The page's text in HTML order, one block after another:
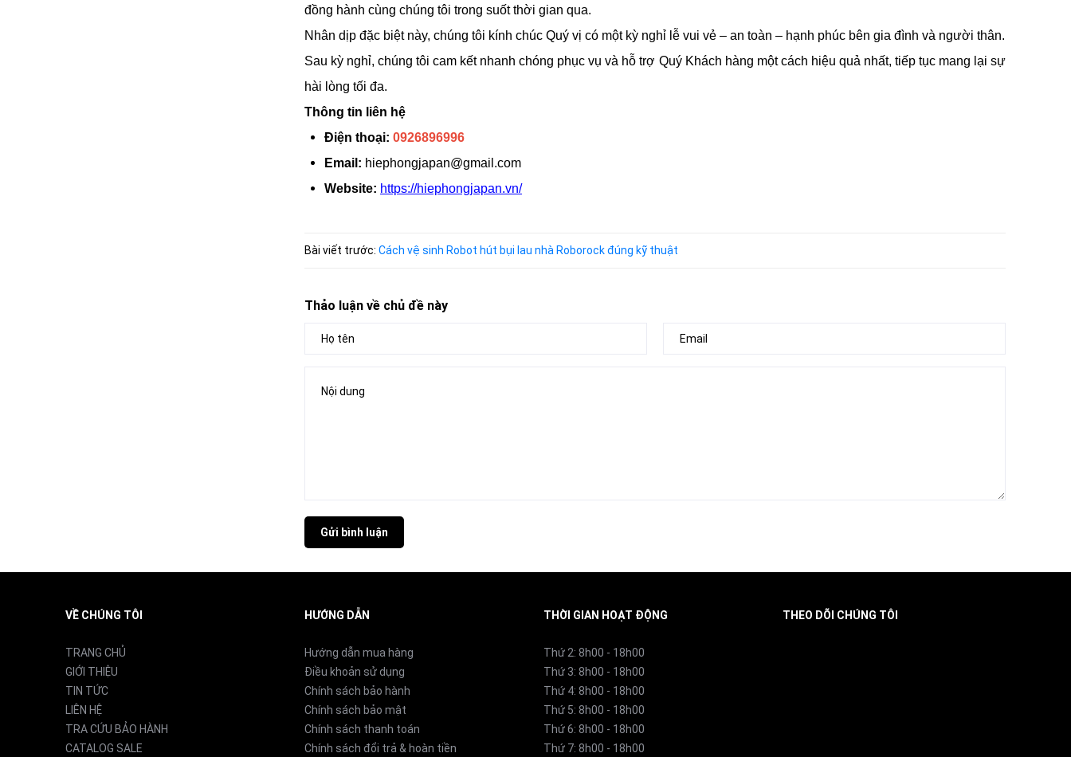
đồng hành cùng chúng tôi trong suốt thời gian qua.
Nhân dịp đặc biệt này, chúng tôi kính chúc Quý vị có một kỳ nghỉ lễ vui vẻ – an toàn – hạnh phúc bên gia đình và người thân.
Sau kỳ nghỉ, chúng tôi cam kết nhanh chóng phục vụ và hỗ trợ Quý Khách hàng một cách hiệu quả nhất, tiếp tục mang lại sự
hài lòng tối đa.
Thông tin liên hệ
Điện thoại: 0926896996
Email: hiephongjapan@gmail.com
Website: https://hiephongjapan.vn/
Bài viết trước: Cách vệ sinh Robot hút bụi lau nhà Roborock đúng kỹ thuật
Thảo luận về chủ đề này
Gửi bình luận
VỀ CHÚNG TÔI
TRANG CHỦ
GIỚI THIỆU
TIN TỨC
LIÊN HỆ
TRA CỨU BẢO HÀNH
CATALOG SALE
HƯỚNG DẪN
Hướng dẫn mua hàng
Điều khoản sử dụng
Chính sách bảo hành
Chính sách bảo mật
Chính sách thanh toán
Chính sách đổi trả & hoàn tiền
THỜI GIAN HOẠT ĐỘNG
Thứ 2: 8h00 - 18h00
Thứ 3: 8h00 - 18h00
Thứ 4: 8h00 - 18h00
Thứ 5: 8h00 - 18h00
Thứ 6: 8h00 - 18h00
Thứ 7: 8h00 - 18h00
THEO DÕI CHÚNG TÔI